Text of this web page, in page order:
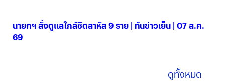
นายกฯ สั่งดูแลใกล้ชิดสาหัส 9 ราย | ทันข่าวเย็น | 07 ส.ค.
69
ดูทั้งหมด